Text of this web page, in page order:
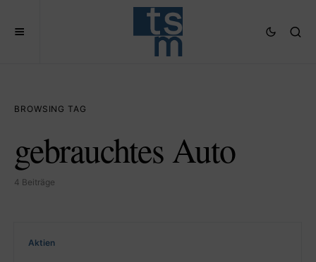
BROWSING TAG
gebrauchtes Auto
4 Beiträge
Aktien